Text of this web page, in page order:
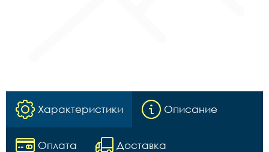
Характеристики Описание
Оплата Доставка